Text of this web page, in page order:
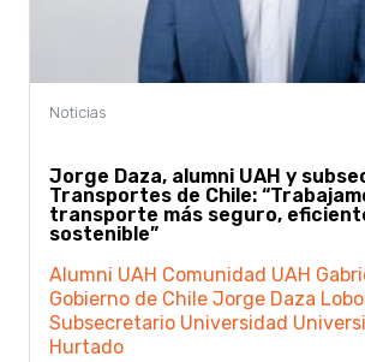
Jorge Daza, alumni UAH y
Transportes de Chile:
transporte más seguro,
sostenible”
Alumni UAH Comunidad UAH
Gobierno de Chile Jorge Daza
Subsecretario Universidad
Hurtado